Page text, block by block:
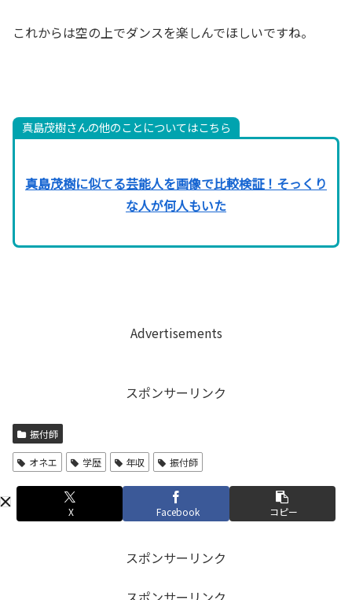
これからは空の上でダンスを楽しんでほしいですね。
真島茂樹さんの他のことについてはこちら
真島茂樹に似てる芸能人を画像で比較検証！そっくり
な人が何人もいた
Advertisements
スポンサーリンク
振付師
オネエ 学歴 年収 振付師
X Facebook コピー
スポンサーリンク